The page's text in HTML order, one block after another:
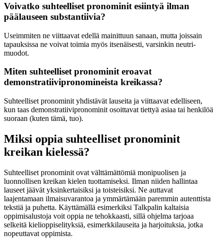
Voivatko suhteelliset pronominit esiintyä ilman
päälauseen substantiivia?
Useimmiten ne viittaavat edellä mainittuun sanaan, mutta joissain
tapauksissa ne voivat toimia myös itsenäisesti, varsinkin neutri-
muodot.
Miten suhteelliset pronominit eroavat
demonstratiivipronomineista kreikassa?
Suhteelliset pronominit yhdistävät lauseita ja viittaavat edelliseen,
kun taas demonstratiivipronominit osoittavat tiettyä asiaa tai henkilöä
suoraan (kuten tämä, tuo).
Miksi oppia suhteelliset pronominit
kreikan kielessä?
Suhteelliset pronominit ovat välttämättömiä monipuolisen ja
luonnollisen kreikan kielen tuottamiseksi. Ilman niiden hallintaa
lauseet jäävät yksinkertaisiksi ja toisteisiksi. Ne auttavat
laajentamaan ilmaisuvarantoa ja ymmärtämään paremmin autenttista
tekstiä ja puhetta. Käyttämällä esimerkiksi Talkpalin kaltaisia
oppimisalustoja voit oppia ne tehokkaasti, sillä ohjelma tarjoaa
selkeitä kielioppiselityksiä, esimerkkilauseita ja harjoituksia, jotka
nopeuttavat oppimista.